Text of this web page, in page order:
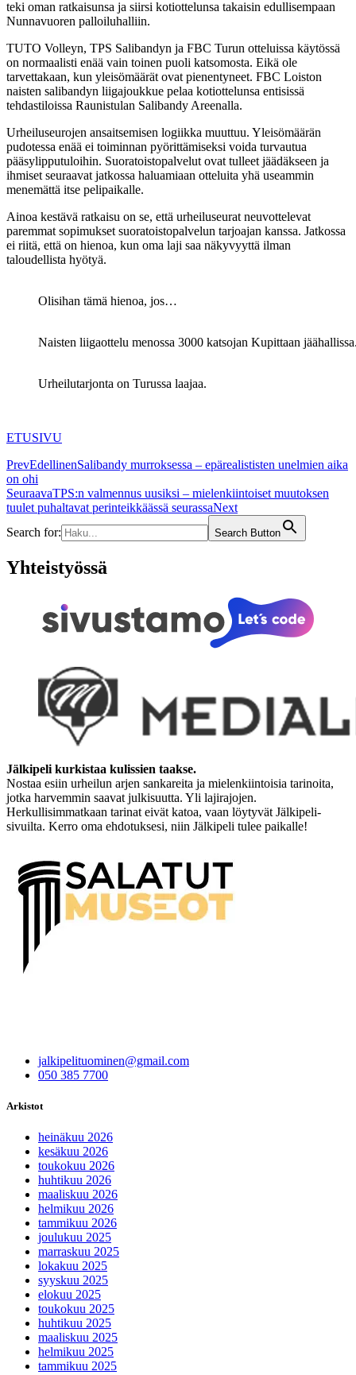
teki oman ratkaisunsa ja siirsi kotiottelunsa takaisin edullisempaan
Nunnavuoren palloiluhalliin.
TUTO Volleyn, TPS Salibandyn ja FBC Turun otteluissa käytössä
on normaalisti enää vain toinen puoli katsomosta. Eikä ole
tarvettakaan, kun yleisömäärät ovat pienentyneet. FBC Loiston
naisten salibandyn liigajoukkue pelaa kotiottelunsa entisissä
tehdastiloissa Raunistulan Salibandy Areenalla.
Urheiluseurojen ansaitsemisen logiikka muuttuu. Yleisömäärän
pudotessa enää ei toiminnan pyörittämiseksi voida turvautua
pääsylipputuloihin. Suoratoistopalvelut ovat tulleet jäädäkseen ja
ihmiset seuraavat jatkossa haluamiaan otteluita yhä useammin
menemättä itse pelipaikalle.
Ainoa kestävä ratkaisu on se, että urheiluseurat neuvottelevat
paremmat sopimukset suoratoistopalvelun tarjoajan kanssa. Jatkossa
ei riitä, että on hienoa, kun oma laji saa näkyvyyttä ilman
taloudellista hyötyä.
Olisihan tämä hienoa, jos…
Naisten liigaottelu menossa 3000 katsojan Kupittaan
Urheilutarjonta on Turussa laajaa.
ETUSIVU
PrevEdellinenSalibandy murroksessa – epärealististen unelmien aika
on ohi
SeuraavaTPS:n valmennus uusiksi – mielenkiintoiset muutoksen
tuulet puhaltavat perinteikkäässä seurassaNext
Search for:
Search Button
Yhteistyössä
Jälkipeli kurkistaa kulissien taakse.
Nostaa esiin urheilun arjen sankareita ja mielenkiintoisia tarinoita,
jotka harvemmin saavat julkisuutta. Yli lajirajojen.
Herkullisimmatkaan tarinat eivät katoa, vaan löytyvät Jälkipeli-
sivuilta. Kerro oma ehdotuksesi, niin Jälkipeli tulee paikalle!
jalkipelituominen@gmail.com
050 385 7700
Arkistot
heinäkuu 2026
kesäkuu 2026
toukokuu 2026
huhtikuu 2026
maaliskuu 2026
helmikuu 2026
tammikuu 2026
joulukuu 2025
marraskuu 2025
lokakuu 2025
syyskuu 2025
elokuu 2025
toukokuu 2025
huhtikuu 2025
maaliskuu 2025
helmikuu 2025
tammikuu 2025